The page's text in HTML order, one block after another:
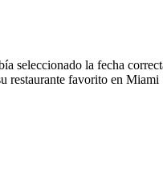
seleccionado la fecha
restaurante favorito en Miami